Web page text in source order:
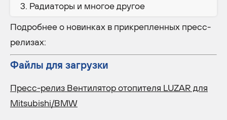
Радиаторы и многое другое
Подробнее о новинках в прикрепленных пресс-
релизах:
Файлы для загрузки
Пресс-релиз Вентилятор отопителя LUZAR для
Mitsubishi/BMW